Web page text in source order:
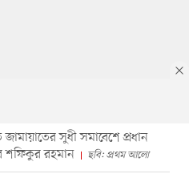
সুধী সমাবেশে প্রধান
শফিকুর রহমান
ছবি: প্রথম আলো